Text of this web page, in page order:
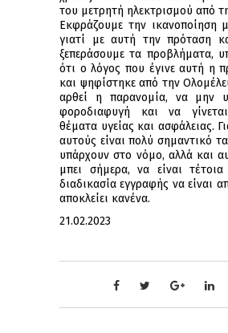
του μετρητή ηλεκτρισμού από
Εκφράζουμε την
γιατί με αυτή την πρόταση
ξεπεράσουμε τα προβλήματα,
ότι ο λόγος που έγινε αυτή η
και ψηφίστηκε από την
αρθεί η παρανομία, να μην
φοροδιαφυγή και να
θέματα υγείας και ασφάλειας.
αυτούς είναι πολύ σημαντικό
υπάρχουν στο νόμο, αλλά και
μπει σήμερα, να είναι
διαδικασία εγγραφής να είναι
αποκλείει κανένα.
21.02.2023